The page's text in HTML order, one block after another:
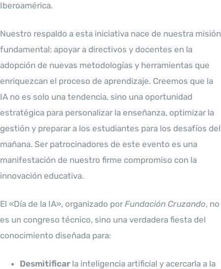
Iberoamérica.
Nuestro respaldo a esta iniciativa nace de nuestra misión
fundamental: apoyar a directivos y docentes en la
adopción de nuevas metodologías y herramientas que
enriquezcan el proceso de aprendizaje. Creemos que la
IA no es solo una tendencia, sino una oportunidad
estratégica para personalizar la enseñanza, optimizar la
gestión y preparar a los estudiantes para los desafíos del
mañana. Ser patrocinadores de este evento es una
manifestación de nuestro firme compromiso con la
innovación educativa.
El «Día de la IA», organizado por Fundación Cruzando, no
es un congreso técnico, sino una verdadera fiesta del
conocimiento diseñada para:
Desmitificar la inteligencia artificial y acercarla a la